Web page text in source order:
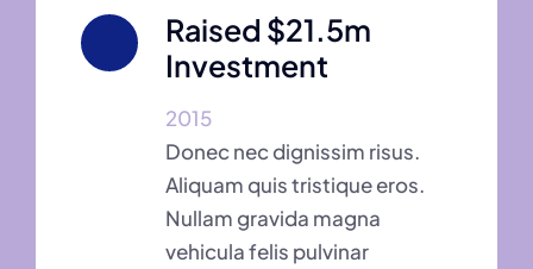
Raised $21.5m
Investment
2015
Donec nec dignissim risus.
Aliquam quis tristique eros.
Nullam gravida magna
vehicula felis pulvinar